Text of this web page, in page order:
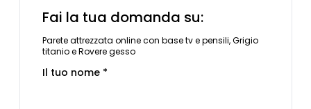
Fai la tua domanda su:
Parete attrezzata online con base tv e pensili, Grigio
titanio e Rovere gesso
Il tuo nome *